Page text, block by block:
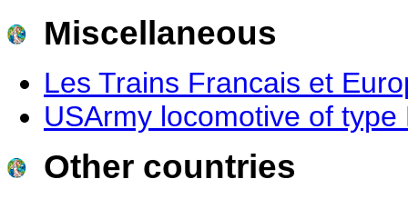
Miscellaneous
Les Trains Francais et
USArmy locomotive of
Other countries